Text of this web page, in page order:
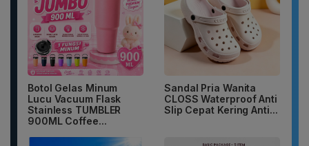
Botol Gelas Minum
Lucu Vacuum Flask
Stainless TUMBLER
900ML Coffee...
Sandal Pria Wanita
CLOSS Waterproof Anti
Slip Cepat Kering Anti...